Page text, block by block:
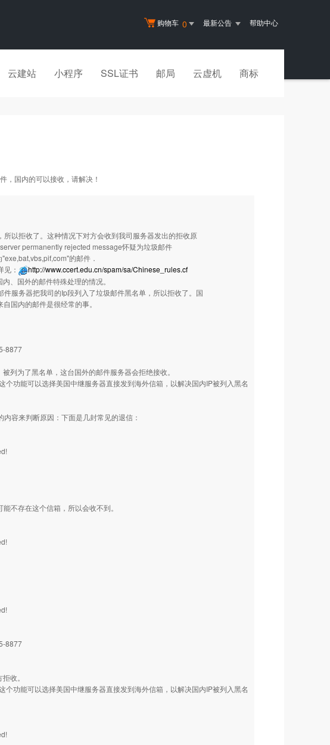
购物车 0 最新公告 帮助中心
云建站 小程序 SSL证书 邮局 云虚机 商标
，国内的可以接收，请解决！
以拒收了。这种情况下对方会收到我司服务器发出的拒收原
permanently rejected message怀疑为垃圾邮件
的邮件．
：
http://www.ccert.edu.cn/spam/sa/Chinese_rules.cf
、国外的邮件特殊处理的情况。
服务器把我司的Ip段列入了垃圾邮件黑名单，所以拒收了。国
国内的邮件是很经常的事。
8877
列为了黑名单，这台国外的邮件服务器会拒绝接收。
功能可以选择美国中继服务器直接发到海外信箱，以解决国内IP被列入黑名
容来判断原因：下面是几封常见的退信：
不存在这个信箱，所以会收不到。
8877
收。
功能可以选择美国中继服务器直接发到海外信箱，以解决国内IP被列入黑名